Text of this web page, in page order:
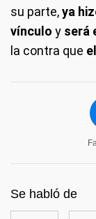
su parte,ya
vínculo y será
la contra que
Se habló de